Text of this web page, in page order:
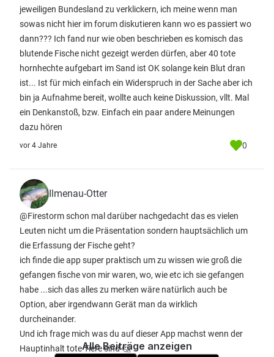
jeweiligen Bundesland zu verklickern, ich meine wenn man
sowas nicht hier im forum diskutieren kann wo es passiert wo
dann??? Ich fand nur wie oben beschrieben es komisch das
blutende Fische nicht gezeigt werden dürfen, aber 40 tote
hornhechte aufgebart im Sand ist OK solange kein Blut dran
ist... Ist für mich einfach ein Widerspruch in der Sache aber ich
bin ja Aufnahme bereit, wollte auch keine Diskussion, vllt. Mal
ein Denkanstoß, bzw. Einfach ein paar andere Meinungen
dazu hören
vor 4 Jahre 0
Ilmenau-Otter
@Firestorm schon mal darüber nachgedacht das es vielen
Leuten nicht um die Präsentation sondern hauptsächlich um
die Erfassung der Fische geht?
ich finde die app super praktisch um zu wissen wie groß die
gefangen fische von mir waren, wo, wie etc ich sie gefangen
habe ...sich das alles zu merken wäre natürlich auch be
Option, aber irgendwann Gerät man da wirklich
durcheinander.
Und ich frage mich was du auf dieser App machst wenn der
Hauptinhalt tote Tiere sind 🤔Alle Beiträge anzeigen